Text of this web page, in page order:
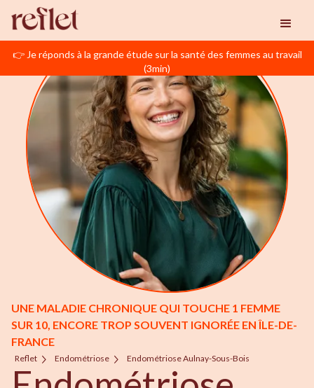
👉 Je réponds à la grande étude sur la santé des femmes au travail
(3min)
UNE MALADIE CHRONIQUE QUI TOUCHE 1 FEMME
SUR 10, ENCORE TROP SOUVENT IGNORÉE EN ÎLE-DE-
FRANCE
Reflet Endométriose Endométriose Aulnay-Sous-Bois